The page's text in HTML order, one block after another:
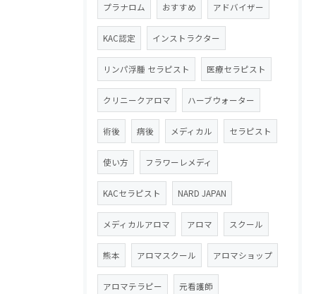
プラナロム おすすめ アドバイザー
KAC認定 インストラクター
リンパ浮腫 セラピスト 医療セラピスト
クリニークアロマ ハーブウォーター
術後 病後 メディカル セラピスト
使い方 フラワーレメディ
KACセラピスト NARD JAPAN
メディカルアロマ アロマ スクール
熊本 アロマスクール アロマショップ
アロマテラピー 元看護師